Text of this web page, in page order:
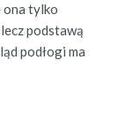
ona tylko
podstawą
podłogi ma